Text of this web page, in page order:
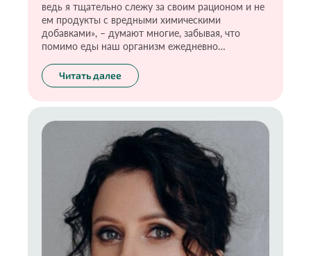
ведь я тщательно слежу за своим рационом и не
ем продукты с вредными химическими
добавками», – думают многие, забывая, что
помимо еды наш организм ежедневно
Читать далее